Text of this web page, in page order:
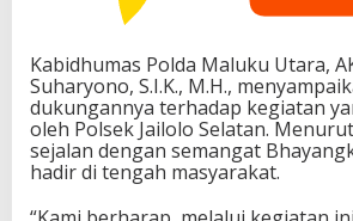
Kabidhumas Polda Maluku Utara,
Suharyono, S.I.K., M.H.,
dukungannya terhadap kegiatan
oleh Polsek Jailolo Selatan.
sejalan dengan semangat
hadir di tengah masyarakat.